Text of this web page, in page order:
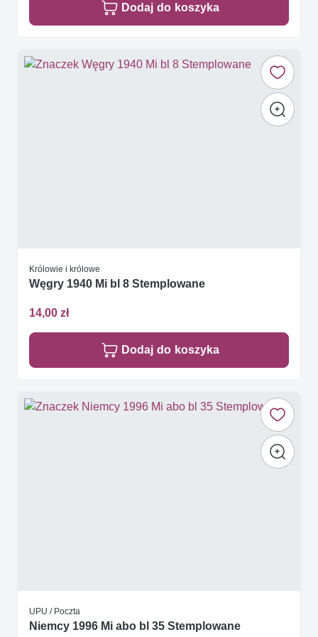
Dodaj do koszyka
Królowie i królowe
Węgry 1940 Mi bl 8 Stemplowane
14,00 zł
Dodaj do koszyka
UPU / Poczta
Niemcy 1996 Mi abo bl 35 Stemplowane